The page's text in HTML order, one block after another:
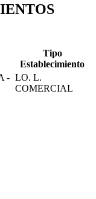
Tipo
Establecimiento
- LO. L.
COMERCIAL